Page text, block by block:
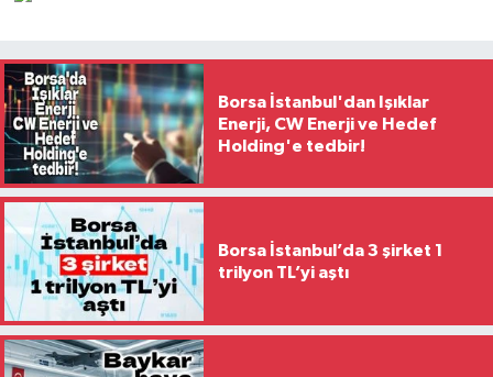
Borsa İstanbul'dan Işıklar
Enerji, CW Enerji ve Hedef
Holding'e tedbir!
Borsa İstanbul’da 3 şirket 1
trilyon TL’yi aştı